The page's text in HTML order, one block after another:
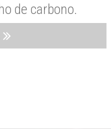
de carbono.